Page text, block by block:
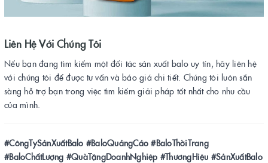
Liên Hệ Với Chúng Tôi
Nếu bạn đang tìm kiếm một đối tác sản xuất balo uy tín, hãy liên hệ
với chúng tôi để được tư vấn và báo giá chi tiết. Chúng tôi luôn sẵn
sàng hỗ trợ bạn trong việc tìm kiếm giải pháp tốt nhất cho nhu cầu
của mình.
#CôngTySảnXuấtBalo #BaloQuảngCáo #BaloThờiTrang
#BaloChấtLượng #QuàTặngDoanhNghiệp #ThươngHiệu #SảnXuấtBalo